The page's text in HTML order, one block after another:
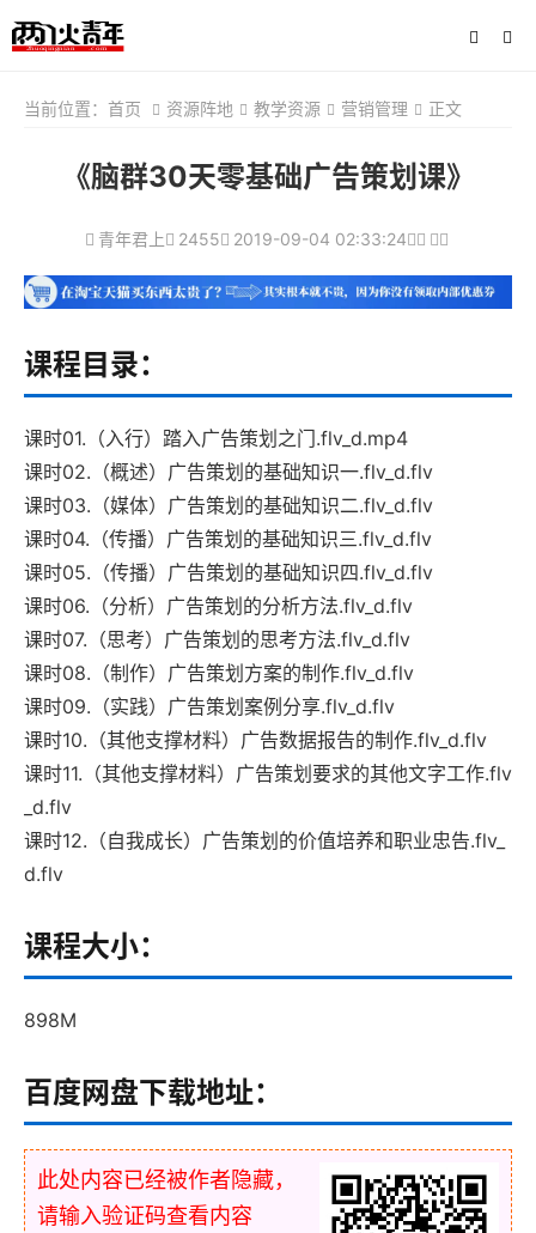
当前位置： 首页 资源阵地 教学资源 营销管理 正文
《脑群30天零基础广告策划课》
青年君上 2455 2019-09-04 02:33:24
课程目录：
课时01.（入行）踏入广告策划之门.flv_d.mp4
课时02.（概述）广告策划的基础知识一.flv_d.flv
课时03.（媒体）广告策划的基础知识二.flv_d.flv
课时04.（传播）广告策划的基础知识三.flv_d.flv
课时05.（传播）广告策划的基础知识四.flv_d.flv
课时06.（分析）广告策划的分析方法.flv_d.flv
课时07.（思考）广告策划的思考方法.flv_d.flv
课时08.（制作）广告策划方案的制作.flv_d.flv
课时09.（实践）广告策划案例分享.flv_d.flv
课时10.（其他支撑材料）广告数据报告的制作.flv_d.flv
课时11.（其他支撑材料）广告策划要求的其他文字工作.flv
_d.flv
课时12.（自我成长）广告策划的价值培养和职业忠告.flv_
d.flv
课程大小：
898M
百度网盘下载地址：
此处内容已经被作者隐藏，
请输入验证码查看内容